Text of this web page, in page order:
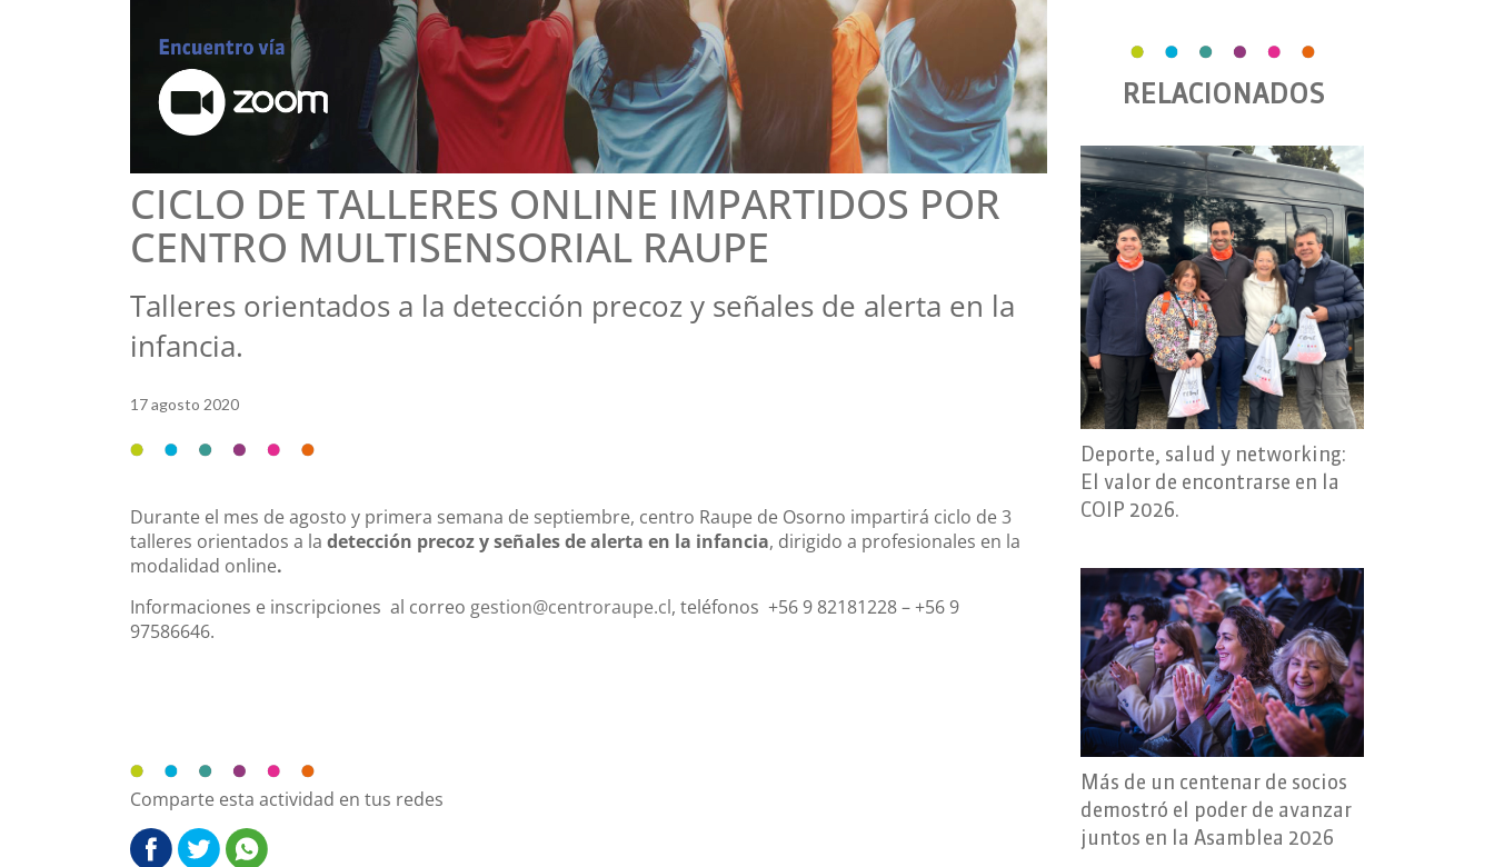
CICLO DE TALLERES ONLINE IMPARTIDOS POR
CENTRO MULTISENSORIAL RAUPE
Talleres orientados a la detección precoz y señales de alerta en la
infancia.
17 agosto 2020
Durante el mes de agosto y primera semana de septiembre, centro Raupe de Osorno impartirá ciclo de 3
talleres orientados a la detección precoz y señales de alerta en la infancia, dirigido a profesionales en la
modalidad online.
Informaciones e inscripciones al correo gestion@centroraupe.cl, teléfonos +56 9 82181228 – +56 9
97586646.
Comparte esta actividad en tus redes
RELACIONADOS
Deporte, salud y networking:
El valor de encontrarse en la
COIP 2026.
Más de un centenar de socios
demostró el poder de avanzar
juntos en la Asamblea 2026